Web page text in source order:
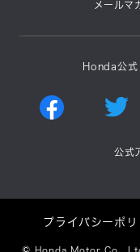
メールマ
Honda公式
公式
プライバシーポリ
Honda Motor Co.,